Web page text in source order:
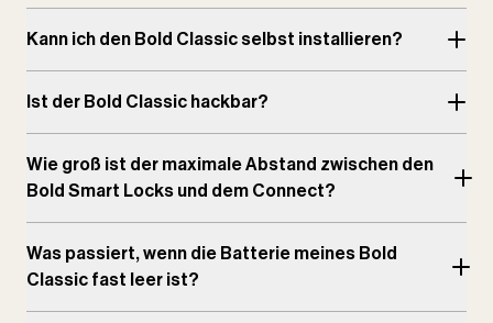
Kann ich den Bold Classic selbst installieren?
Ist der Bold Classic hackbar?
Wie groß ist der maximale Abstand zwischen den
Bold Smart Locks und dem Connect?
Was passiert, wenn die Batterie meines Bold
Classic fast leer ist?